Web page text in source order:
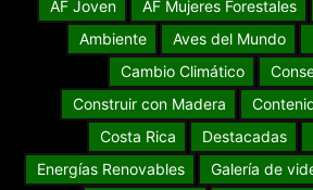
AF Joven AF Mujeres Forestales
Ambiente
Aves del Mundo
Cambio Climático
Construir con Madera
Costa Rica
Destacadas
Energías Renovables
Galería de